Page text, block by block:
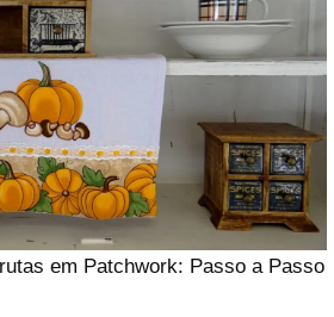
em Patchwork: Passo a Passo